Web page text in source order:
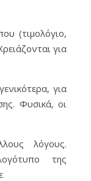
(τιμολόγιο,
για
για
Φυσικά, οι
λόγους.
της